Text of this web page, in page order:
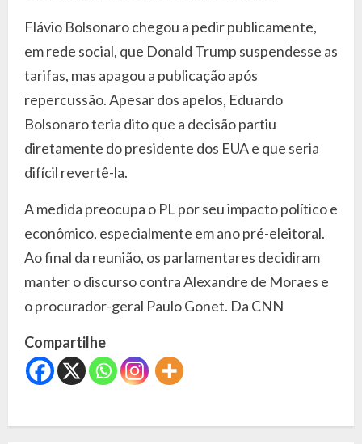
Flávio Bolsonaro chegou a pedir publicamente,
em rede social, que Donald Trump suspendesse as
tarifas, mas apagou a publicação após
repercussão. Apesar dos apelos, Eduardo
Bolsonaro teria dito que a decisão partiu
diretamente do presidente dos EUA e que seria
difícil revertê-la.
A medida preocupa o PL por seu impacto político e
econômico, especialmente em ano pré-eleitoral.
Ao final da reunião, os parlamentares decidiram
manter o discurso contra Alexandre de Moraes e
o procurador-geral Paulo Gonet. Da CNN
Compartilhe
C